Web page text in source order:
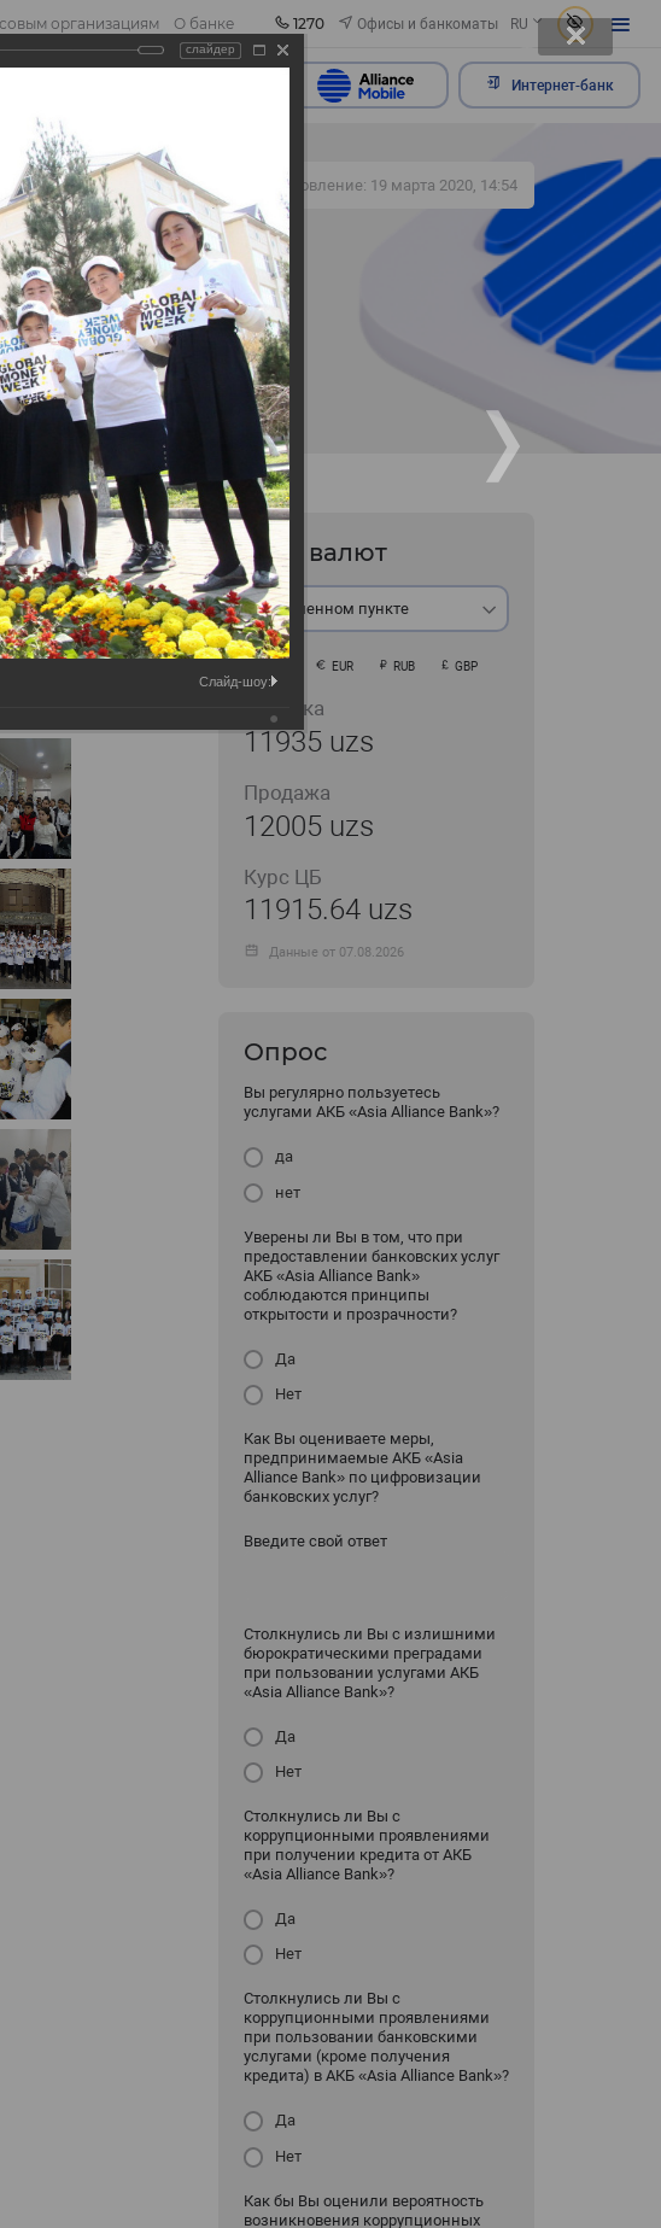
организациям О банке 1270 Офисы и банкоматы RU
Интернет-банк
Обновление: 19 марта 2020, 14:54
Курс валют
В обменном пункте
EUR RUB GBP
Покупка
11935 uzs
Продажа
12005 uzs
Курс ЦБ
11915.64 uzs
Данные от 07.08.2026
Опрос
Вы регулярно пользуетесь
услугами АКБ «Asia Alliance Bank»?
да
нет
Уверены ли Вы в том, что при
предоставлении банковских услуг
АКБ «Asia Alliance Bank»
соблюдаются принципы
открытости и прозрачности?
Да
Нет
Как Вы оцениваете меры,
предпринимаемые АКБ «Asia
Alliance Bank» по цифровизации
банковских услуг?
Введите свой ответ
Столкнулись ли Вы с излишними
бюрократическими преградами
при пользовании услугами АКБ
«Asia Alliance Bank»?
Да
Нет
Столкнулись ли Вы с
коррупционными проявлениями
при получении кредита от АКБ
«Asia Alliance Bank»?
Да
Нет
Столкнулись ли Вы с
коррупционными проявлениями
при пользовании банковскими
услугами (кроме получения
кредита) в АКБ «Asia Alliance Bank»?
Да
Нет
Как бы Вы оценили вероятность
возникновения коррупционных
слайдер
Слайд-шоу: